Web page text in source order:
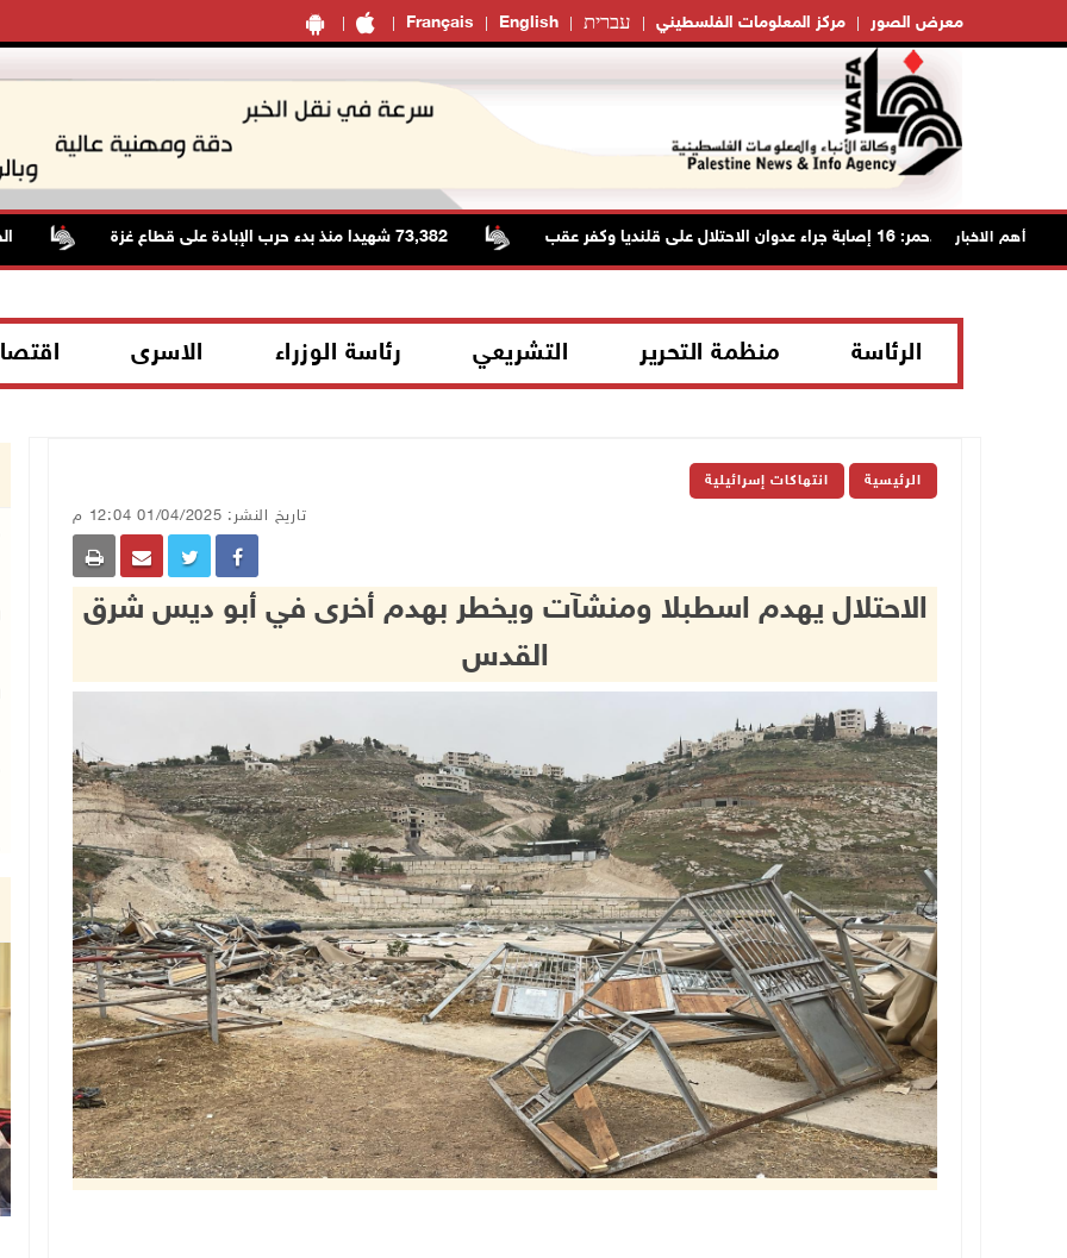
Français English עברית مركز المعلومات الفلسطيني معرض الصور
أهم الاخبار
الهلال الأحمر: 16 إصابة جراء عدوان الاحتلال على قلنديا وكفر عقب 73,382 شهيدا منذ بدء حرب الإبادة على قطاع غزة الطقس:
الرئاسة منظمة التحرير التشريعي رئاسة الوزراء الاسرى
الرئيسية انتهاكات إسرائيلية
تاريخ النشر: 01/04/2025 12:04 م
الاحتلال يهدم اسطبلا ومنشآت ويخطر بهدم أخرى في أبو ديس شرق
القدس